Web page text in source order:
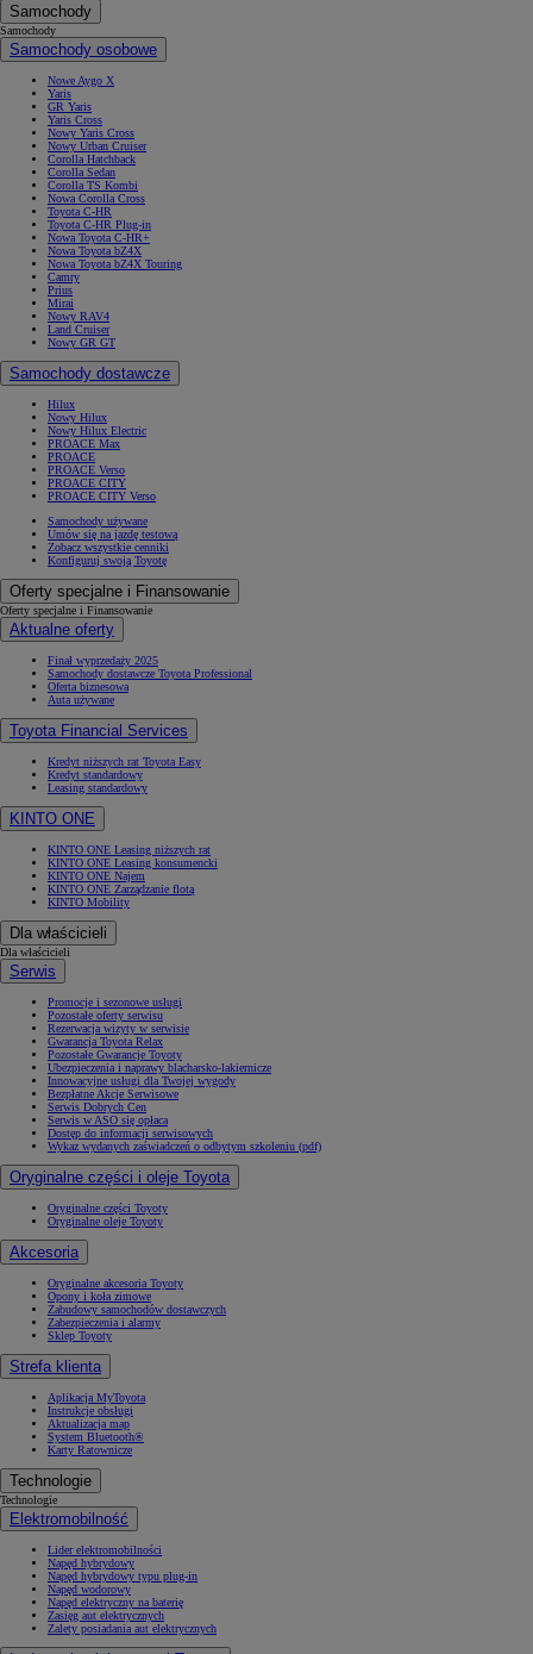
Samochody
Samochody
Samochody osobowe
Nowe Aygo X
Yaris
GR Yaris
Yaris Cross
Nowy Yaris Cross
Nowy Urban Cruiser
Corolla Hatchback
Corolla Sedan
Corolla TS Kombi
Nowa Corolla Cross
Toyota C-HR
Toyota C-HR Plug-in
Nowa Toyota C-HR+
Nowa Toyota bZ4X
Nowa Toyota bZ4X Touring
Camry
Prius
Mirai
Nowy RAV4
Land Cruiser
Nowy GR GT
Samochody dostawcze
Hilux
Nowy Hilux
Nowy Hilux Electric
PROACE Max
PROACE
PROACE Verso
PROACE CITY
PROACE CITY Verso
Samochody używane
Umów się na jazdę testową
Zobacz wszystkie cenniki
Konfiguruj swoją Toyotę
Oferty specjalne i Finansowanie
Oferty specjalne i Finansowanie
Aktualne oferty
Finał wyprzedaży 2025
Samochody dostawcze Toyota Professional
Oferta biznesowa
Auta używane
Toyota Financial Services
Kredyt niższych rat Toyota Easy
Kredyt standardowy
Leasing standardowy
KINTO ONE
KINTO ONE Leasing niższych rat
KINTO ONE Leasing konsumencki
KINTO ONE Najem
KINTO ONE Zarządzanie flotą
KINTO Mobility
Dla właścicieli
Dla właścicieli
Serwis
Promocje i sezonowe usługi
Pozostałe oferty serwisu
Rezerwacja wizyty w serwisie
Gwarancja Toyota Relax
Pozostałe Gwarancje Toyoty
Ubezpieczenia i naprawy blacharsko-lakiernicze
Innowacyjne usługi dla Twojej wygody
Bezpłatne Akcje Serwisowe
Serwis Dobrych Cen
Serwis w ASO się opłaca
Dostęp do informacji serwisowych
Wykaz wydanych zaświadczeń o odbytym szkoleniu (pdf)
Oryginalne części i oleje Toyota
Oryginalne części Toyoty
Oryginalne oleje Toyoty
Akcesoria
Oryginalne akcesoria Toyoty
Opony i koła zimowe
Zabudowy samochodów dostawczych
Zabezpieczenia i alarmy
Sklep Toyoty
Strefa klienta
Aplikacja MyToyota
Instrukcje obsługi
Aktualizacja map
System Bluetooth®
Karty Ratownicze
Technologie
Technologie
Elektromobilność
Lider elektromobilności
Napęd hybrydowy
Napęd hybrydowy typu plug-in
Napęd wodorowy
Napęd elektryczny na baterię
Zasięg aut elektrycznych
Zalety posiadania aut elektrycznych